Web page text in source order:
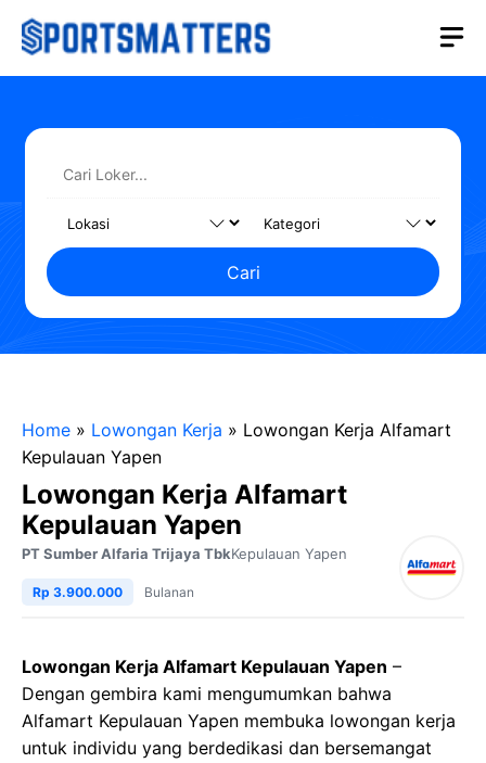
Langsung
Cari
Home » Lowongan Kerja » Lowongan Kerja Alfamart
Kepulauan Yapen
Lowongan Kerja Alfamart
Kepulauan Yapen
PT Sumber Alfaria Trijaya TbkKepulauan Yapen
Rp 3.900.000 Bulanan
Lowongan Kerja Alfamart Kepulauan Yapen –
Dengan gembira kami mengumumkan bahwa
Alfamart Kepulauan Yapen membuka lowongan kerja
untuk individu yang berdedikasi dan bersemangat